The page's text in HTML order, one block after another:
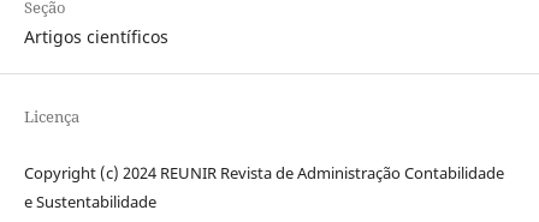
Seção
Artigos científicos
Licença
Copyright (c) 2024 REUNIR Revista de Administração Contabilidade
e Sustentabilidade